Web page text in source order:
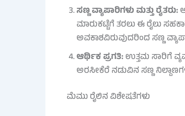
ಸಣ್ಣ ವ್ಯಾಪಾರಿಗಳು ಮತ್ತು ರೈತರು:
ಮಾರುಕಟ್ಟೆಗೆ ತರಲು ಈ ರೈಲು
ಅವಕಾಶವಿರುವುದರಿಂದ ಸಣ್ಣ
ಆರ್ಥಿಕ ಪ್ರಗತಿ:ಉತ್ತಮ ಸಾರಿಗೆ
ಅರಸೀಕೆರೆ ನಡುವಿನ ಸಣ್ಣ
ಮೆಮು ರೈಲಿನ ವಿಶೇಷತೆಗಳು